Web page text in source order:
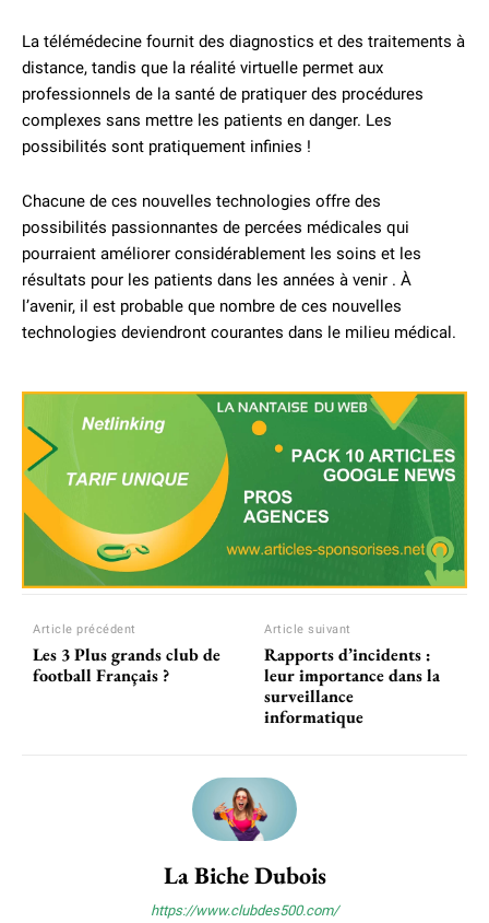
La télémédecine fournit des diagnostics et des traitements à
distance, tandis que la réalité virtuelle permet aux
professionnels de la santé de pratiquer des procédures
complexes sans mettre les patients en danger. Les
possibilités sont pratiquement infinies !
Chacune de ces nouvelles technologies offre des
possibilités passionnantes de percées médicales qui
pourraient améliorer considérablement les soins et les
résultats pour les patients dans les années à venir . À
l’avenir, il est probable que nombre de ces nouvelles
technologies deviendront courantes dans le milieu médical.
Article précédent
Les 3 Plus grands club de
football Français ?
Article suivant
Rapports d’incidents :
leur importance dans la
surveillance
informatique
La Biche Dubois
https://www.clubdes500.com/